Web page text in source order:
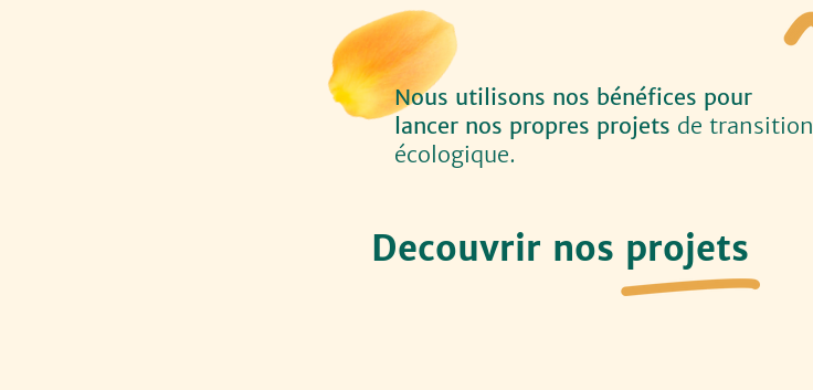
Nous utilisons nos bénéfices pour
lancer nos propres projets de transition
écologique.
Decouvrir nos projets